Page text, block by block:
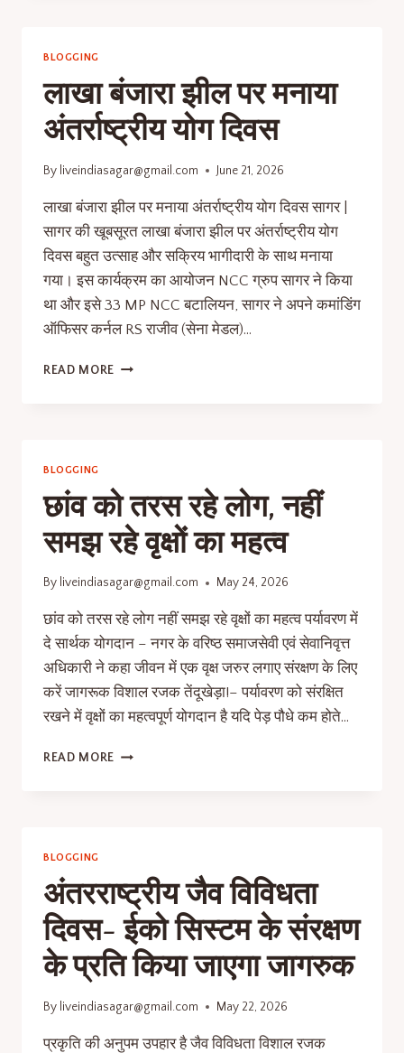
BLOGGING
लाखा बंजारा झील पर मनाया
अंतर्राष्ट्रीय योग दिवस
By liveindiasagar@gmail.com June 21, 2026
लाखा बंजारा झील पर मनाया अंतर्राष्ट्रीय योग दिवस सागर |
सागर की खूबसूरत लाखा बंजारा झील पर अंतर्राष्ट्रीय योग
दिवस बहुत उत्साह और सक्रिय भागीदारी के साथ मनाया
गया। इस कार्यक्रम का आयोजन NCC ग्रुप सागर ने किया
था और इसे 33 MP NCC बटालियन, सागर ने अपने कमांडिंग
ऑफिसर कर्नल RS राजीव (सेना मेडल)…
READ MORE
BLOGGING
छांव को तरस रहे लोग, नहीं
समझ रहे वृक्षों का महत्व
By liveindiasagar@gmail.com May 24, 2026
छांव को तरस रहे लोग नहीं समझ रहे वृक्षों का महत्व पर्यावरण में
दे सार्थक योगदान – नगर के वरिष्ठ समाजसेवी एवं सेवानिवृत्त
अधिकारी ने कहा जीवन में एक वृक्ष जरुर लगाए संरक्षण के लिए
करें जागरूक विशाल रजक तेंदूखेड़ा!– पर्यावरण को संरक्षित
रखने में वृक्षों का महत्वपूर्ण योगदान है यदि पेड़ पौधे कम होते…
READ MORE
BLOGGING
अंतरराष्ट्रीय जैव विविधता
दिवस- ईको सिस्टम के संरक्षण
के प्रति किया जाएगा जागरुक
By liveindiasagar@gmail.com May 22, 2026
प्रकृति की अनुपम उपहार है जैव विविधता विशाल रजक